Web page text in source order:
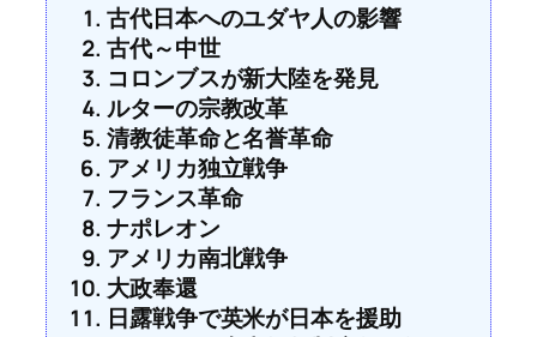
古代日本へのユダヤ人の影響
古代～中世
コロンブスが新大陸を発見
ルターの宗教改革
清教徒革命と名誉革命
アメリカ独立戦争
フランス革命
ナポレオン
アメリカ南北戦争
大政奉還
日露戦争で英米が日本を援助